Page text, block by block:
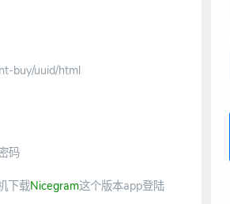
buy/uuid/html
码
下载Nicegram这个版本app登陆